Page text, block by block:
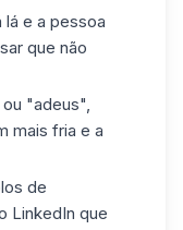
lá e a pessoa
que não
"adeus",
mais fria e a
de
LinkedIn que